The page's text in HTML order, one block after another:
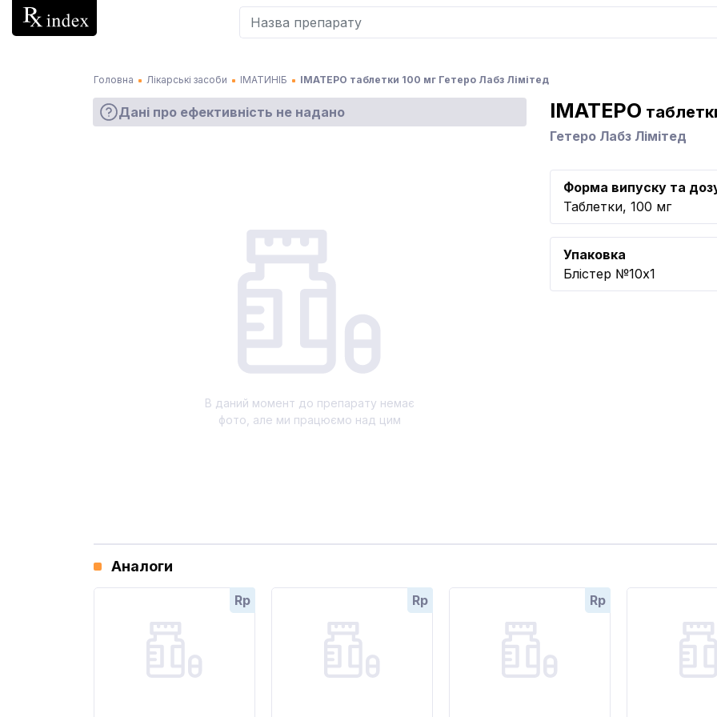
Головна Лікарські засоби ІМАТИНІБ ІМАТЕРО таблетки 100 мг Гетеро Лабз Лімітед
Дані про ефективність не надано
В даний момент до препарату немає
фото, але ми працюємо над цим
ІМАТЕРО
Гетеро Лабз Лімітед
Форма випуску та
Таблетки, 100 мг
Упаковка
Блістер №10x1
Аналоги
Rp Rp Rp